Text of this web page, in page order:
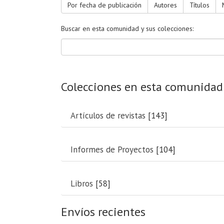
Por fecha de publicación Autores Títulos
Buscar en esta comunidad y sus colecciones:
Colecciones en esta comunidad
Artículos de revistas [143]
Informes de Proyectos [104]
Libros [58]
Envíos recientes